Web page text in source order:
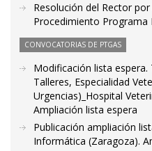
Resolución del Rector
Procedimiento Programa
CONVOCATORIAS DE PTGAS
Modificación lista
Talleres, Especialidad
Urgencias)_Hospital
Ampliación lista espera
Publicación ampliación
Informática (Zaragoza).